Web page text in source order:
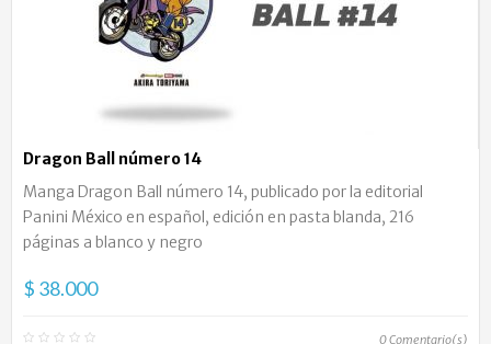
Dragon Ball número 14
Manga Dragon Ball número 14, publicado por la editorial
Panini México en español, edición en pasta blanda, 216
páginas a blanco y negro
$ 38.000
0Comentario(s)